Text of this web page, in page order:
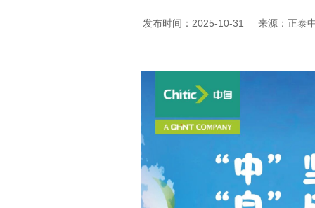
发布时间：2025-10-31 来源：正泰